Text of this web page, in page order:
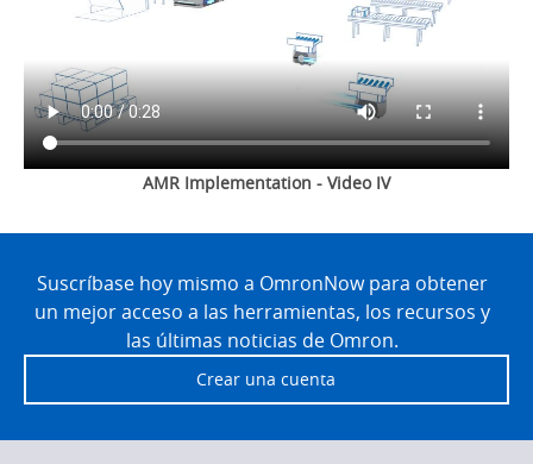
AMR Implementation - Video IV
FooterSuscríbase hoy mismo a OmronNow para obtener
un mejor acceso a las herramientas, los recursos y
las últimas noticias de Omron.
Crear una cuenta